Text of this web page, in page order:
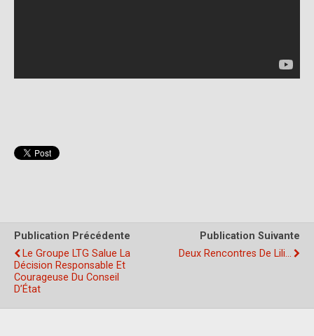
Publication Précédente
Le Groupe LTG Salue La
Décision Responsable Et
Courageuse Du Conseil
D’État
Publication Suivante
Deux Rencontres De Lili…